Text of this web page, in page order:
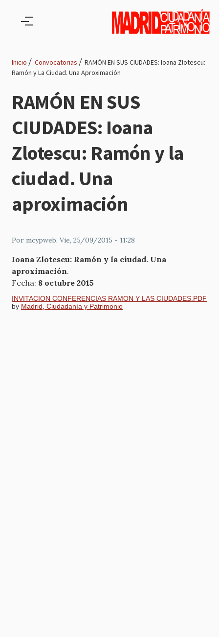
de
navegación
Inicio Convocatorias
RAMÓN EN SUS CIUDADES: Ioana Zlotescu:
Ramón y La Ciudad. Una Aproximación
RAMÓN EN SUS
CIUDADES: Ioana
Zlotescu: Ramón y la
ciudad. Una
aproximación
Por mcypweb, Vie, 25/09/2015 - 11:28
Ioana Zlotescu: Ramón y la ciudad. Una
aproximación.
Fecha: 8 octubre 2015
INVITACION CONFERENCIAS RAMON Y LAS CIUDADES.PDF
by Madrid, Ciudadanía y Patrimonio